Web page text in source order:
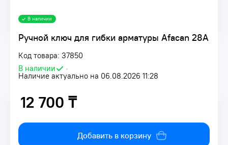
Ручной ключ для гибки арматуры Afacan 28А
Код товара: 37850
В наличии
•
Наличие актуально на 06.08.2026 11:28
В наличии
12 700 ₸
12 700 ₸
Добавить в корзину